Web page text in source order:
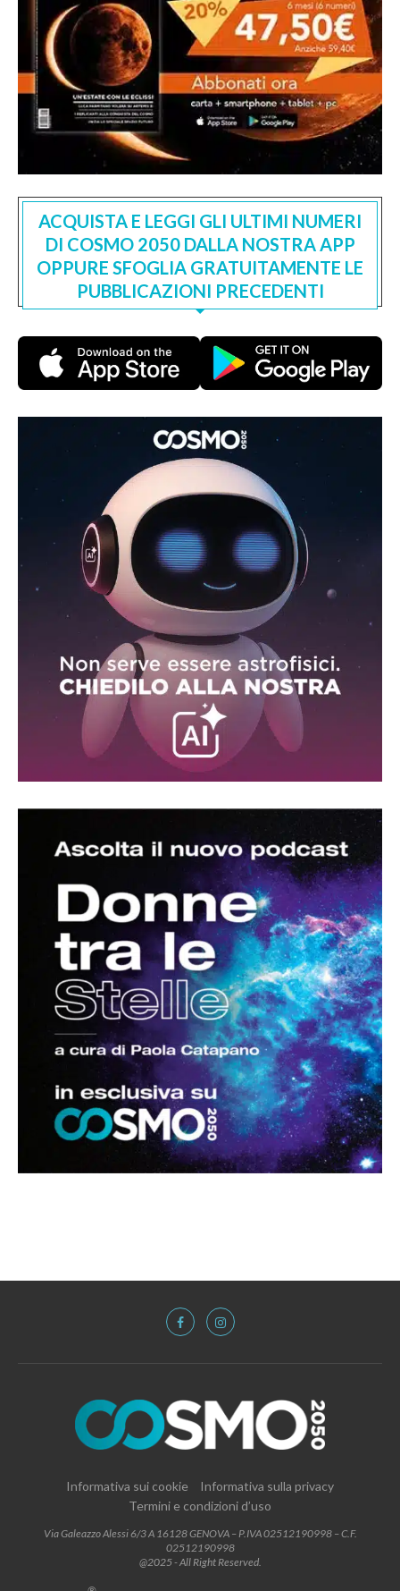
ACQUISTA E LEGGI GLI ULTIMI NUMERI
DI COSMO 2050 DALLA NOSTRA APP
OPPURE SFOGLIA GRATUITAMENTE LE
PUBBLICAZIONI PRECEDENTI
Informativa sui cookie
Informativa sulla privacy
Termini e condizioni d’uso
Via Galeazzo Alessi 6/3 A 16128 GENOVA – P.IVA 02512190998 – C.F.
02512190998
@2025 - All Right Reserved.